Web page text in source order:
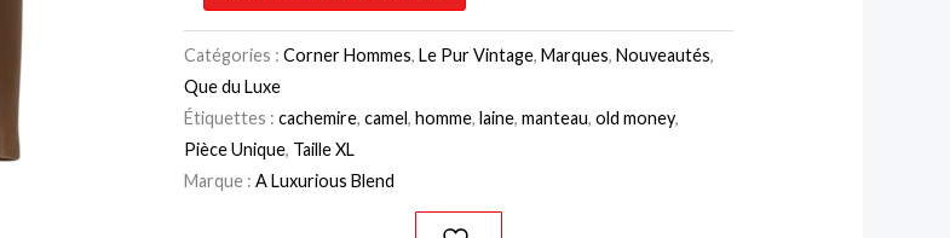
Catégories :Corner Hommes,Le Pur Vintage,Marques,Nouveautés,
Que du Luxe
Étiquettes :cachemire,camel,homme,laine,manteau,old money,
Pièce Unique, Taille XL
Marque :A Luxurious Blend